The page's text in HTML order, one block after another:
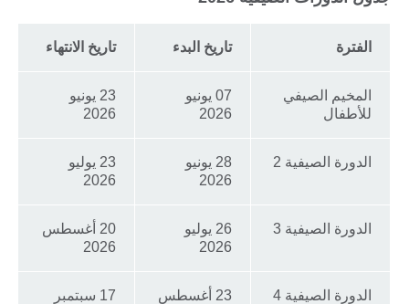
الفترة تاريخ البدء تاريخ الانتهاء
المخيم الصيفي
للأطفال
07 يونيو
2026
23 يونيو
2026
الدورة الصيفية 2
28 يونيو
2026
23 يوليو
2026
الدورة الصيفية 3
26 يوليو
2026
20 أغسطس
2026
الدورة الصيفية 4
23 أغسطس
17 سبتمبر